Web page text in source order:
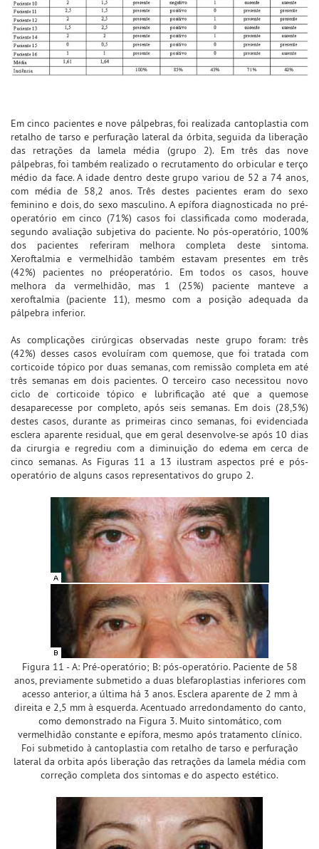
Em cinco pacientes e nove pálpebras, foi realizada cantoplastia com
retalho de tarso e perfuração lateral da órbita, seguida da liberação
das retrações da lamela média (grupo 2). Em três das nove
pálpebras, foi também realizado o recrutamento do orbicular e terço
médio da face. A idade dentro deste grupo variou de 52 a 74 anos,
com média de 58,2 anos. Três destes pacientes eram do sexo
feminino e dois, do sexo masculino. A epífora diagnosticada no pré-
operatório em cinco (71%) casos foi classificada como moderada,
segundo avaliação subjetiva do paciente. No pós-operatório, 100%
dos pacientes referiram melhora completa deste sintoma.
Xeroftalmia e vermelhidão também estavam presentes em três
(42%) pacientes no préoperatório. Em todos os casos, houve
melhora da vermelhidão, mas 1 (25%) paciente manteve a
xeroftalmia (paciente 11), mesmo com a posição adequada da
pálpebra inferior.
As complicações cirúrgicas observadas neste grupo foram: três
(42%) desses casos evoluíram com quemose, que foi tratada com
corticoide tópico por duas semanas, com remissão completa em até
três semanas em dois pacientes. O terceiro caso necessitou novo
ciclo de corticoide tópico e lubrificação até que a quemose
desaparecesse por completo, após seis semanas. Em dois (28,5%)
destes casos, durante as primeiras cinco semanas, foi evidenciada
esclera aparente residual, que em geral desenvolve-se após 10 dias
da cirurgia e regrediu com a diminuição do edema em cerca de
cinco semanas. As Figuras 11 a 13 ilustram aspectos pré e pós-
operatório de alguns casos representativos do grupo 2.
Figura 11 - A: Pré-operatório; B: pós-operatório. Paciente de 58
anos, previamente submetido a duas blefaroplastias inferiores com
acesso anterior, a última há 3 anos. Esclera aparente de 2 mm à
direita e 2,5 mm à esquerda. Acentuado arredondamento do canto,
como demonstrado na Figura 3. Muito sintomático, com
vermelhidão constante e epífora, mesmo após tratamento clínico.
Foi submetido à cantoplastia com retalho de tarso e perfuração
lateral da orbita após liberação das retrações da lamela média com
correção completa dos sintomas e do aspecto estético.